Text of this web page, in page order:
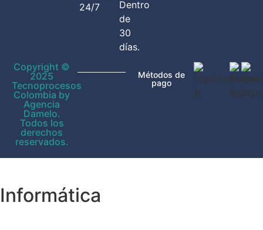
24/7
Dentro
de
30
días.
Copyright ©
2025
Tecnoprocesos
Colombia by
Agencia
Damelo.
Todos los
derechos
reservados.
Métodos de
pago
Informática